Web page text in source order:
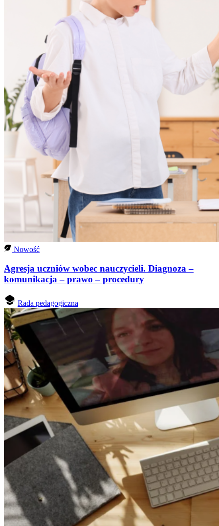
Nowość
Agresja uczniów wobec nauczycieli. Diagnoza –
komunikacja – prawo – procedury
Rada pedagogiczna